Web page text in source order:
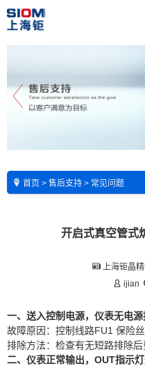
首页 > 售后支持 > 常见问题
开启式真空管式
上海钜晶精
ijian
一、送入控制电源，仪表无电源
故障原因：控制线路FU1 保险丝
排除方法：检查有无短路排除
二、仪表正常输出， OUT指示